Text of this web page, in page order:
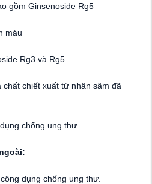
gồm Ginsenoside Rg5
máu
Rg3 và Rg5
chiết xuất từ nhân sâm đã
chống ung thư
dụng chống ung thư.